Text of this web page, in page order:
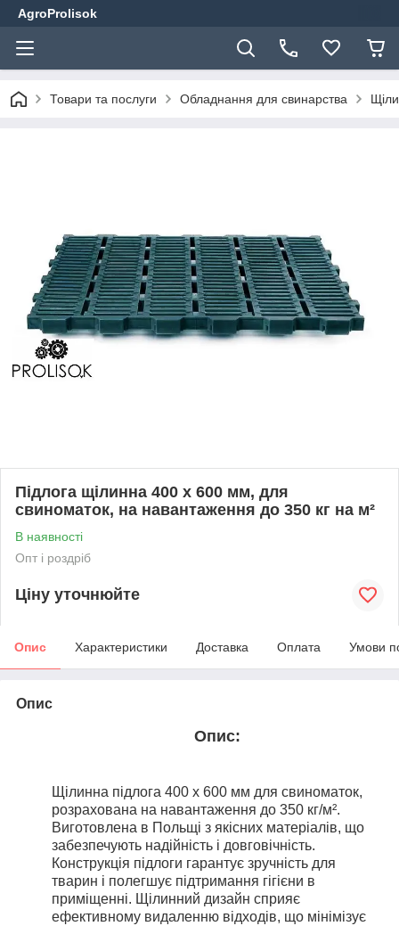
AgroProlisok
Товари та послуги Обладнання для свинарства
Підлога щілинна 400 x 600 мм, для
свиноматок, на навантаження до 350 кг на м²
В наявності
Опт і роздріб
Ціну уточнюйте
Опис Характеристики Доставка Оплата Умови
Опис
Опис:
Щілинна підлога 400 x 600 мм для свиноматок,
розрахована на навантаження до 350 кг/м².
Виготовлена в Польщі з якісних матеріалів, що
забезпечують надійність і довговічність.
Конструкція підлоги гарантує зручність для
тварин і полегшує підтримання гігієни в
приміщенні. Щілинний дизайн сприяє
ефективному видаленню відходів, що мінімізує